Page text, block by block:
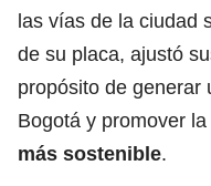
las vías de la ciudad
de su placa, ajustó
propósito de generar
Bogotá y promover la
más sostenible.